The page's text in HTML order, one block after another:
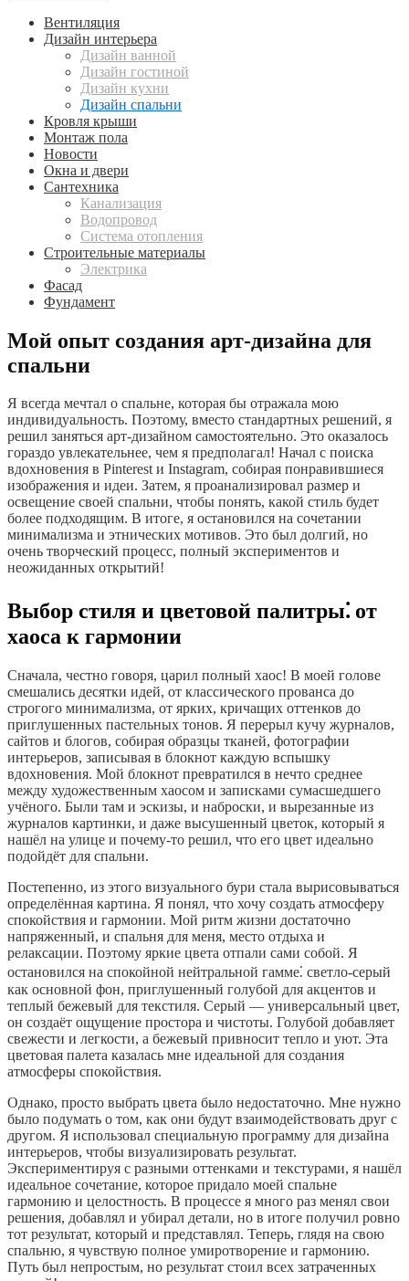
Вентиляция
Дизайн интерьера
Дизайн ванной
Дизайн гостиной
Дизайн кухни
Дизайн спальни
Кровля крыши
Монтаж пола
Новости
Окна и двери
Сантехника
Канализация
Водопровод
Система отопления
Строительные материалы
Электрика
Фасад
Фундамент
Мой опыт создания арт-дизайна для
спальни
Я всегда мечтал о спальне, которая бы отражала мою
индивидуальность. Поэтому, вместо стандартных решений, я
решил заняться арт-дизайном самостоятельно. Это оказалось
гораздо увлекательнее, чем я предполагал! Начал с поиска
вдохновения в Pinterest и Instagram, собирая понравившиеся
изображения и идеи. Затем, я проанализировал размер и
освещение своей спальни, чтобы понять, какой стиль будет
более подходящим. В итоге, я остановился на сочетании
минимализма и этнических мотивов. Это был долгий, но
очень творческий процесс, полный экспериментов и
неожиданных открытий!
Выбор стиля и цветовой палитры⁚ от
хаоса к гармонии
Сначала, честно говоря, царил полный хаос! В моей голове
смешались десятки идей, от классического прованса до
строгого минимализма, от ярких, кричащих оттенков до
приглушенных пастельных тонов. Я перерыл кучу журналов,
сайтов и блогов, собирая образцы тканей, фотографии
интерьеров, записывая в блокнот каждую вспышку
вдохновения. Мой блокнот превратился в нечто среднее
между художественным хаосом и записками сумасшедшего
учёного. Были там и эскизы, и наброски, и вырезанные из
журналов картинки, и даже высушенный цветок, который я
нашёл на улице и почему-то решил, что его цвет идеально
подойдёт для спальни.
Постепенно, из этого визуального бури стала вырисовываться
определённая картина. Я понял, что хочу создать атмосферу
спокойствия и гармонии. Мой ритм жизни достаточно
напряженный, и спальня для меня, место отдыха и
релаксации. Поэтому яркие цвета отпали сами собой. Я
остановился на спокойной нейтральной гамме⁚ светло-серый
как основной фон, приглушенный голубой для акцентов и
теплый бежевый для текстиля. Серый — универсальный цвет,
он создаёт ощущение простора и чистоты. Голубой добавляет
свежести и легкости, а бежевый привносит тепло и уют. Эта
цветовая палета казалась мне идеальной для создания
атмосферы спокойствия.
Однако, просто выбрать цвета было недостаточно. Мне нужно
было подумать о том, как они будут взаимодействовать друг с
другом. Я использовал специальную программу для дизайна
интерьеров, чтобы визуализировать результат.
Экспериментируя с разными оттенками и текстурами, я нашёл
идеальное сочетание, которое придало моей спальне
гармонию и целостность. В процессе я много раз менял свои
решения, добавлял и убирал детали, но в итоге получил ровно
тот результат, который и представлял. Теперь, глядя на свою
спальню, я чувствую полное умиротворение и гармонию.
Путь был непростым, но результат стоил всех затраченных